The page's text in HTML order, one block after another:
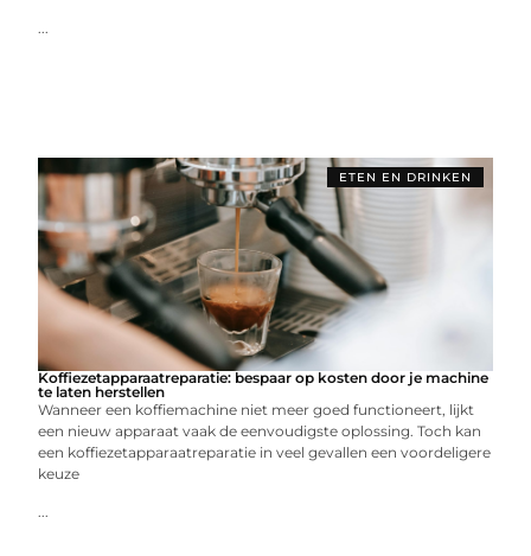
...
ETEN EN DRINKEN
Koffiezetapparaatreparatie: bespaar op kosten door je machine
te laten herstellen
Wanneer een koffiemachine niet meer goed functioneert, lijkt
een nieuw apparaat vaak de eenvoudigste oplossing. Toch kan
een koffiezetapparaatreparatie in veel gevallen een voordeligere
keuze
...